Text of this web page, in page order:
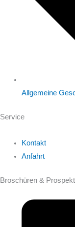
Allgemeine
Service
Kontakt
Anfahrt
Broschüren &